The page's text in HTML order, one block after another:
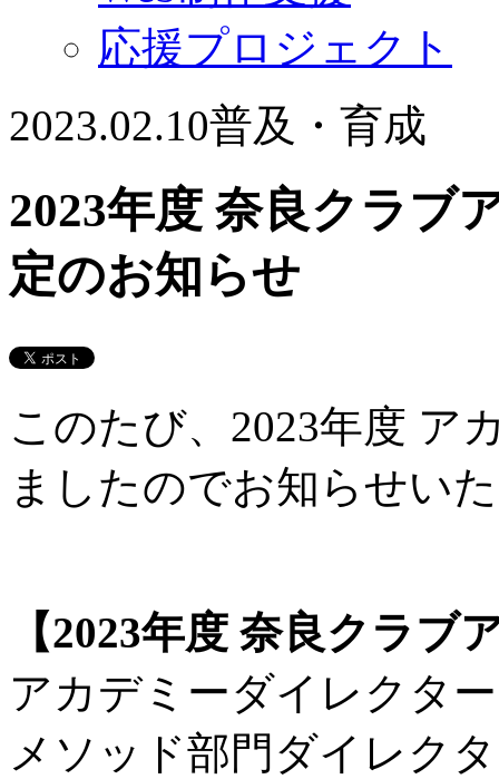
応援プロジェクト
2023.02.10普及・育成
2023年度 奈良クラブ
定のお知らせ
このたび、2023年度 ア
ましたのでお知らせい
【2023年度 奈良クラブ
アカデミーダイレクタ
メソッド部門ダイレク